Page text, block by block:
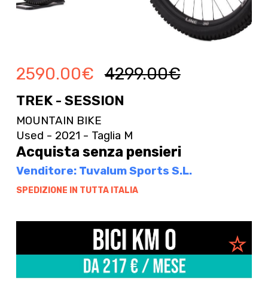
2590.00€ 4299.00€
TREK - SESSION
MOUNTAIN BIKE
Used - 2021 - Taglia M
Acquista senza pensieri
Venditore: Tuvalum Sports S.L.
SPEDIZIONE IN TUTTA ITALIA